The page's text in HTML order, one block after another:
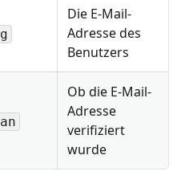
Die E-Mail-
Adresse des
Benutzers
Ob die E-Mail-
Adresse
verifiziert
wurde